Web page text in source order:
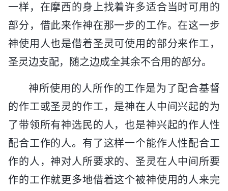
一样，在摩西的身上找着许多适合当时可用的
部分，借此来作神在那一步的工作。在这一步
神使用人也是借着圣灵可使用的部分来作工，
圣灵边支配，随之边成全其余不合用的部分。
神所使用的人所作的工作是为了配合基督
的作工或圣灵的作工，是神在人中间兴起的为
了带领所有神选民的人，也是神兴起的作人性
配合工作的人。有了这样一个能作人性配合工
作的人，神对人所要求的、圣灵在人中间所要
作的工作就更多地借着这个被神使用的人来完